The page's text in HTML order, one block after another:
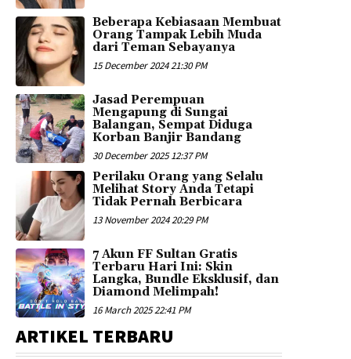
Beberapa Kebiasaan Membuat
Orang Tampak Lebih Muda
dari Teman Sebayanya
15 December 2024 21:30 PM
Jasad Perempuan
Mengapung di Sungai
Balangan, Sempat Diduga
Korban Banjir Bandang
30 December 2025 12:37 PM
Perilaku Orang yang Selalu
Melihat Story Anda Tetapi
Tidak Pernah Berbicara
13 November 2024 20:29 PM
7 Akun FF Sultan Gratis
Terbaru Hari Ini: Skin
Langka, Bundle Eksklusif, dan
Diamond Melimpah!
16 March 2025 22:41 PM
ARTIKEL TERBARU